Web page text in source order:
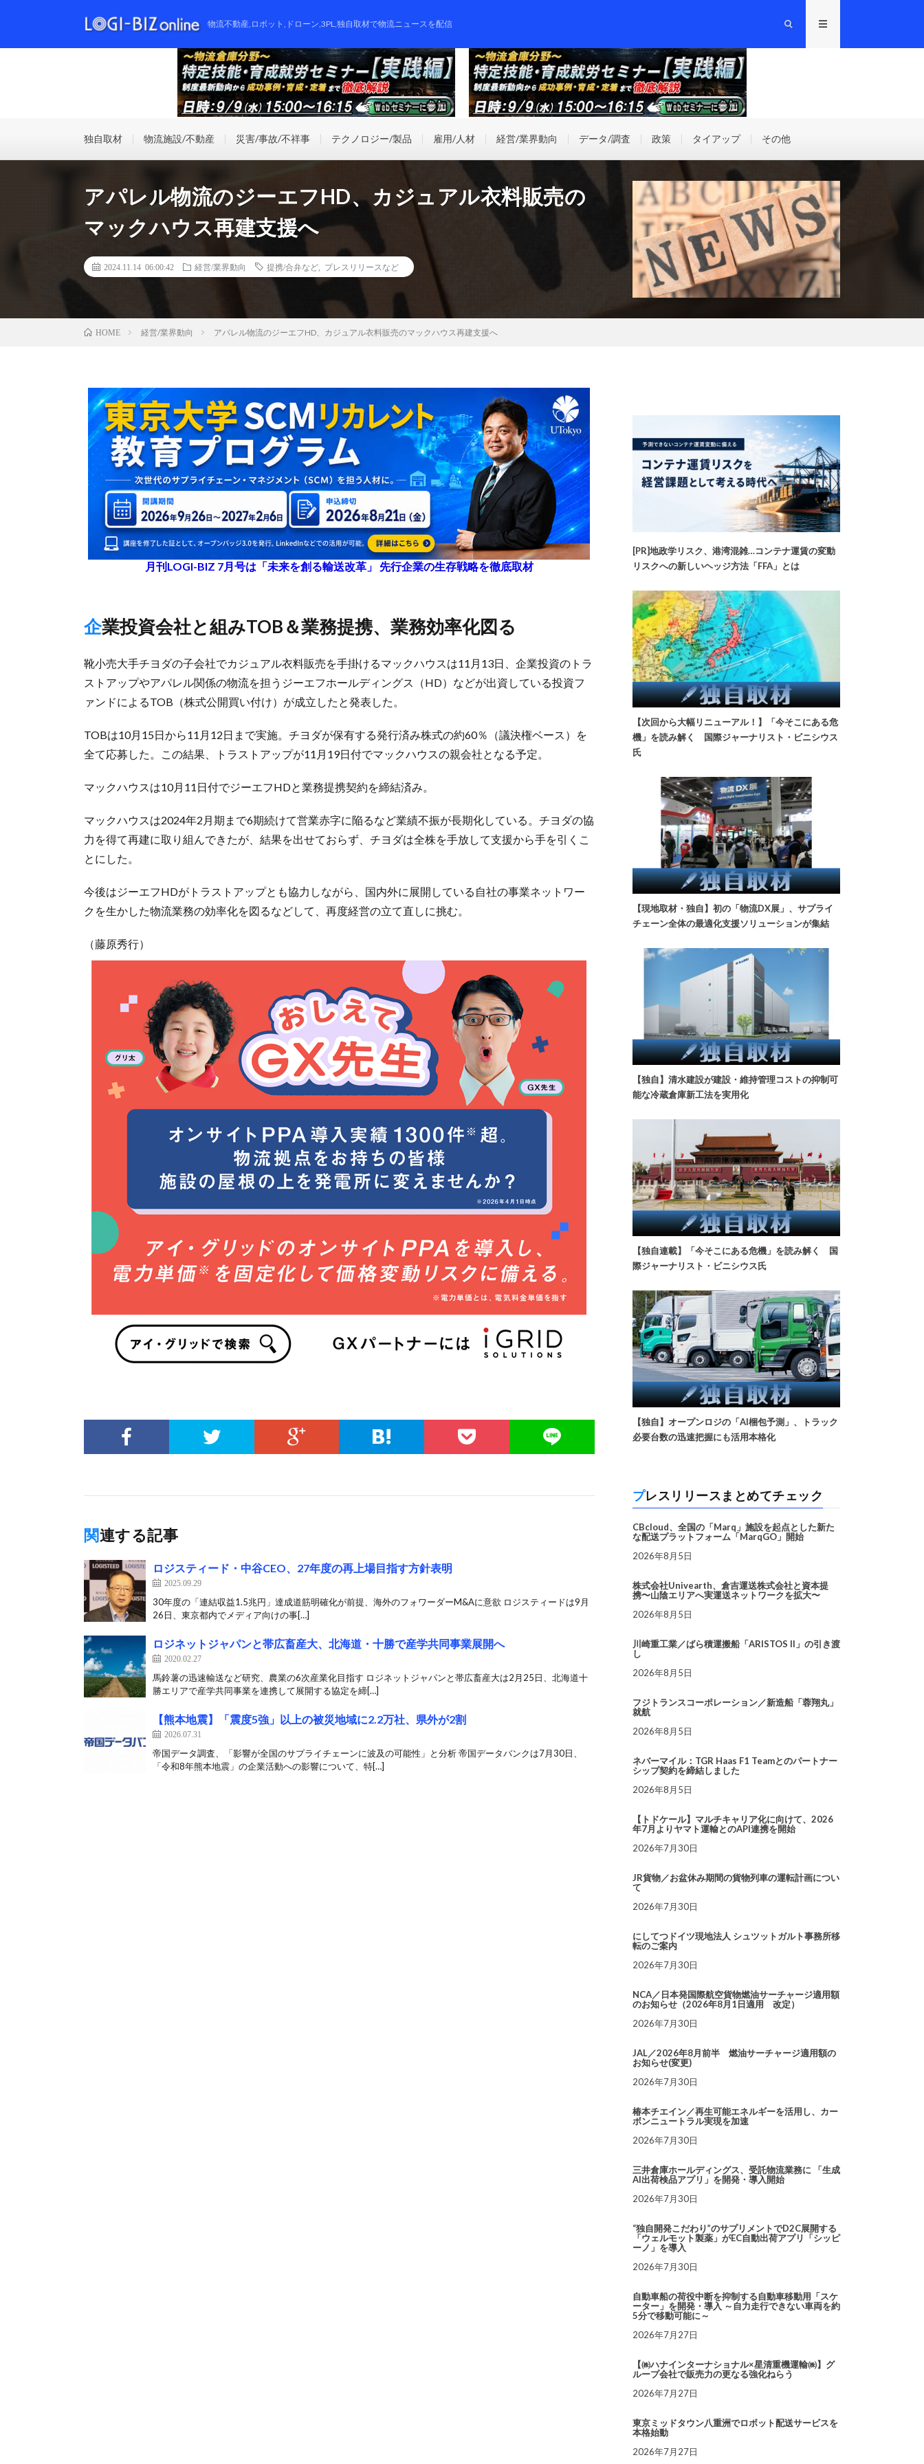
物流不動産,ロボット,ドローン,3PL,独自取材で物流ニュースを配信
独自取材 物流施設/不動産 災害/事故/不祥事 テクノロジー/製品 雇用/人材 経営/業界動向 データ/調査 政策 タイアップ その他
アパレル物流のジーエフHD、カジュアル衣料販売の
マックハウス再建支援へ
2024.11.14 06:00:42 経営/業界動向 提携/合弁など プレスリリースなど
HOME 経営/業界動向 アパレル物流のジーエフHD、カジュアル衣料販売のマックハウス再建支援へ
月刊LOGI-BIZ 7月号は「未来を創る輸送改革」 先行企業の生存戦略を徹底取材
企業投資会社と組みTOB＆業務提携、業務効率化図る
靴小売大手チヨダの子会社でカジュアル衣料販売を手掛けるマックハウスは11月13日、企業投資のトラ
ストアップやアパレル関係の物流を担うジーエフホールディングス（HD）などが出資している投資フ
ァンドによるTOB（株式公開買い付け）が成立したと発表した。
TOBは10月15日から11月12日まで実施。チヨダが保有する発行済み株式の約60％（議決権ベース）を
全て応募した。この結果、トラストアップが11月19日付でマックハウスの親会社となる予定。
マックハウスは10月11日付でジーエフHDと業務提携契約を締結済み。
マックハウスは2024年2月期まで6期続けて営業赤字に陥るなど業績不振が長期化している。チヨダの協
力を得て再建に取り組んできたが、結果を出せておらず、チヨダは全株を手放して支援から手を引くこ
とにした。
今後はジーエフHDがトラストアップとも協力しながら、国内外に展開している自社の事業ネットワー
クを生かした物流業務の効率化を図るなどして、再度経営の立て直しに挑む。
（藤原秀行）
関連する記事
ロジスティード・中谷CEO、27年度の再上場目指す方針表明
2025.09.29
30年度の「連結収益1.5兆円」達成道筋明確化が前提、海外のフォワーダーM&Aに意欲 ロジスティードは9月
26日、東京都内でメディア向けの事[…]
ロジネットジャパンと帯広畜産大、北海道・十勝で産学共同事業展開へ
2020.02.27
馬鈴薯の迅速輸送など研究、農業の6次産業化目指す ロジネットジャパンと帯広畜産大は2月25日、北海道十
勝エリアで産学共同事業を連携して展開する協定を締[…]
【熊本地震】「震度5強」以上の被災地域に2.2万社、県外が2割
2026.07.31
帝国データ調査、「影響が全国のサプライチェーンに波及の可能性」と分析 帝国データバンクは7月30日、
「令和8年熊本地震」の企業活動への影響について、特[…]
[PR]地政学リスク、港湾混雑…コンテナ運賃の変動
リスクへの新しいヘッジ方法「FFA」とは
【次回から大幅リニューアル！】「今そこにある危
機」を読み解く 国際ジャーナリスト・ビニシウス
氏
【現地取材・独自】初の「物流DX展」、サプライ
チェーン全体の最適化支援ソリューションが集結
【独自】清水建設が建設・維持管理コストの抑制可
能な冷蔵倉庫新工法を実用化
【独自連載】「今そこにある危機」を読み解く 国
際ジャーナリスト・ビニシウス氏
【独自】オープンロジの「AI梱包予測」、トラック
必要台数の迅速把握にも活用本格化
プレスリリースまとめてチェック
CBcloud、全国の「Marq」施設を起点とした新た
な配送プラットフォーム「MarqGO」開始
2026年8月5日
株式会社Univearth、倉吉運送株式会社と資本提
携〜山陰エリアへ実運送ネットワークを拡大〜
2026年8月5日
川崎重工業／ばら積運搬船「ARISTOS II」の引き渡
し
2026年8月5日
フジトランスコーポレーション／新造船「蓉翔丸」
就航
2026年8月5日
ネバーマイル：TGR Haas F1 Teamとのパートナー
シップ契約を締結しました
2026年8月5日
【トドケール】マルチキャリア化に向けて、2026
年7月よりヤマト運輸とのAPI連携を開始
2026年7月30日
JR貨物／お盆休み期間の貨物列車の運転計画につい
て
2026年7月30日
にしてつドイツ現地法人 シュツットガルト事務所移
転のご案内
2026年7月30日
NCA／日本発国際航空貨物燃油サーチャージ適用額
のお知らせ（2026年8月1日適用 改定）
2026年7月30日
JAL／2026年8月前半 燃油サーチャージ適用額の
お知らせ(変更)
2026年7月30日
椿本チエイン／再生可能エネルギーを活用し、カー
ボンニュートラル実現を加速
2026年7月30日
三井倉庫ホールディングス、受託物流業務に 「生成
AI出荷検品アプリ」を開発・導入開始
2026年7月30日
“独自開発こだわり”のサプリメントでD2C展開する
「ウェルモット製薬」がEC自動出荷アプリ「シッピ
ーノ」を導入
2026年7月30日
自動車船の荷役中断を抑制する自動車移動用「スケ
ーター」を開発・導入 ～自力走行できない車両を約
5分で移動可能に～
2026年7月27日
【㈱ハナインターナショナル×星清重機運輸㈱】グ
ループ会社で販売力の更なる強化ねらう
2026年7月27日
東京ミッドタウン八重洲でロボット配送サービスを
本格始動
2026年7月27日